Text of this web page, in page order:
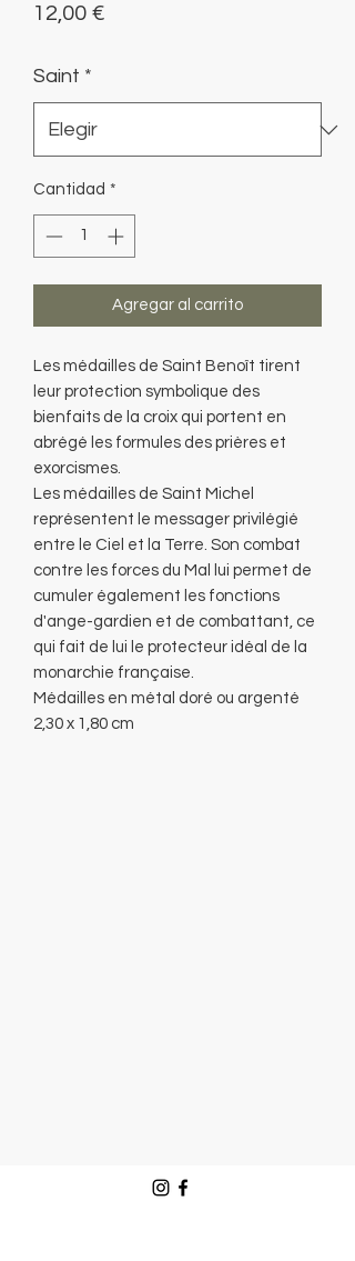
12,00 €Precio
Saint *
Cantidad *
Agregar al carrito
Les médailles de Saint Benoît tirent
leur protection symbolique des
bienfaits de la croix qui portent en
abrégé les formules des prières et
exorcismes.
Les médailles de Saint Michel
représentent le messager privilégié
entre le Ciel et la Terre. Son combat
contre les forces du Mal lui permet de
cumuler également les fonctions
d'ange-gardien et de combattant, ce
qui fait de lui le protecteur idéal de la
monarchie française.
Médailles en métal doré ou argenté
2,30 x 1,80 cm